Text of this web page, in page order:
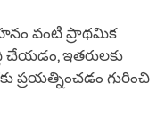
వంటి ప్రాథమిక
చేయడం, ఇతరులకు
ప్రయత్నించడం గురించి